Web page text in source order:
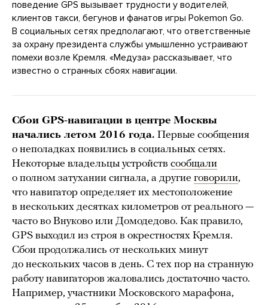
поведение GPS вызывает трудности у водителей,
клиентов такси, бегунов и фанатов игры Pokemon Go.
В социальных сетях предполагают, что ответственные
за охрану президента службы умышленно устраивают
помехи возле Кремля. «Медуза» рассказывает, что
известно о странных сбоях навигации.
Сбои GPS-навигации в центре Москвы
начались летом 2016 года. Первые сообщения
о неполадках появились в социальных сетях.
Некоторые владельцы устройств сообщали
о полном затухании сигнала, а другие говорили,
что навигатор определяет их местоположение
в нескольких десятках километров от реального —
часто во Внуково или Домодедово. Как правило,
GPS выходил из строя в окрестностях Кремля.
Сбои продолжались от нескольких минут
до нескольких часов в день. С тех пор на странную
работу навигаторов жаловались достаточно часто.
Например, участники Московского марафона,